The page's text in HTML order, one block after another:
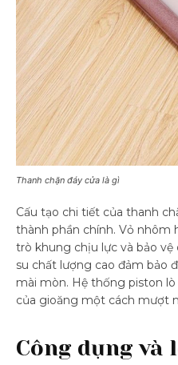
Thanh chặn đáy cửa là gì
Cấu tạo chi tiết của thanh
thành phần chính. Vỏ nhôm
trò khung chịu lực và bảo
su chất lượng cao đảm bảo
mài mòn. Hệ thống piston
của gioăng một cách mượt
Công dụng và